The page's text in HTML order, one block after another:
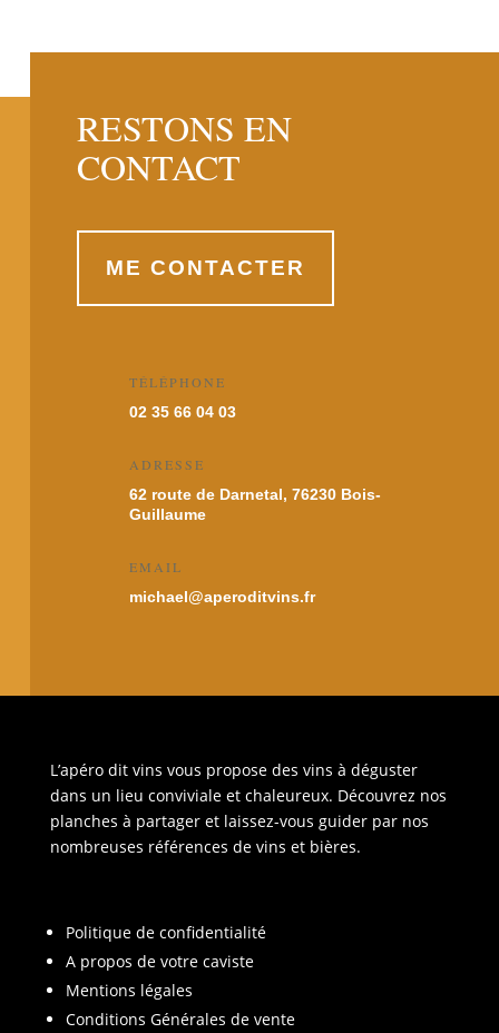
RESTONS EN
CONTACT
ME CONTACTER
TÉLÉPHONE
02 35 66 04 03
ADRESSE
62 route de Darnetal, 76230 Bois-
Guillaume
EMAIL
michael@aperoditvins.fr
L’apéro dit vins vous propose des vins à déguster
dans un lieu conviviale et chaleureux. Découvrez nos
planches à partager et laissez-vous guider par nos
nombreuses références de vins et bières.
Politique de confidentialité
A propos de votre caviste
Mentions légales
Conditions Générales de vente